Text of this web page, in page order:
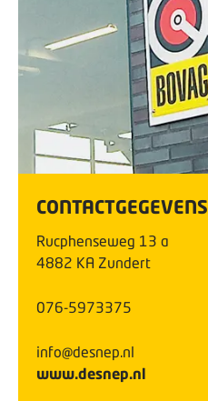
CONTACTGEGEVENS
Rucphenseweg 13 a
4882 KA Zundert
076-5973375
info@desnep.nl
www.desnep.nl